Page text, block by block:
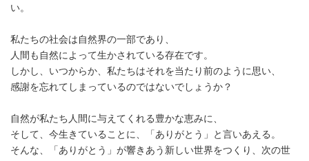
い。
私たちの社会は自然界の一部であり、
人間も自然によって生かされている存在です。
しかし、いつからか、私たちはそれを当たり前のように思い、
感謝を忘れてしまっているのではないでしょうか？
自然が私たち人間に与えてくれる豊かな恵みに、
そして、今生きていることに、「ありがとう」と言いあえる。
そんな、「ありがとう」が響きあう新しい世界をつくり、次の世